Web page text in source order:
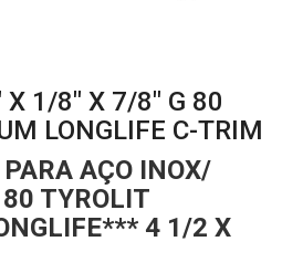
X 1/8" X 7/8" G 80
LONGLIFE C-TRIM
AÇO INOX/
80 TYROLIT
4 1/2 X